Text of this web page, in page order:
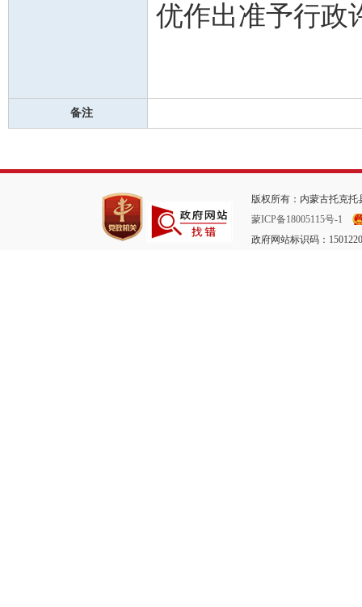
优作出准予行政
备注
版权所有：内蒙古托克
蒙ICP备18005115号-1
政府网站标识码：